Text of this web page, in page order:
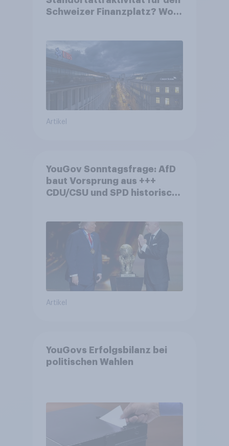
Schweizer Finanzplatz? Wo
von Grossbanken steht
Artikel
YouGov Sonntagsfrage: AfD
baut Vorsprung aus +++
CDU/CSU und SPD historisch
Fußball-WM ohne Politik
Artikel
YouGovs Erfolgsbilanz bei
politischen Wahlen